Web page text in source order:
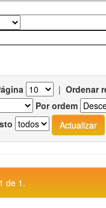
| Ordenar
Por ordem
de 1.